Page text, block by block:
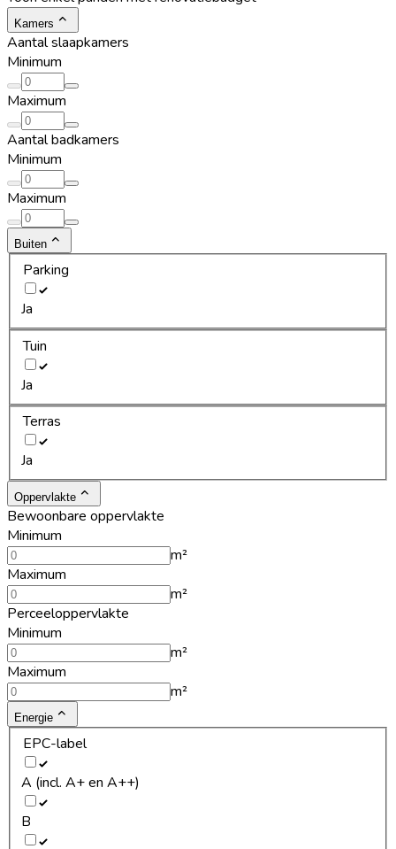
Kamers
Aantal slaapkamers
Minimum
Maximum
Aantal badkamers
Minimum
Maximum
Buiten
Parking
Ja
Tuin
Ja
Terras
Ja
Oppervlakte
Bewoonbare oppervlakte
Minimum
m²
Maximum
m²
Perceeloppervlakte
Minimum
m²
Maximum
m²
Energie
EPC-label
A (incl. A+ en A++)
B